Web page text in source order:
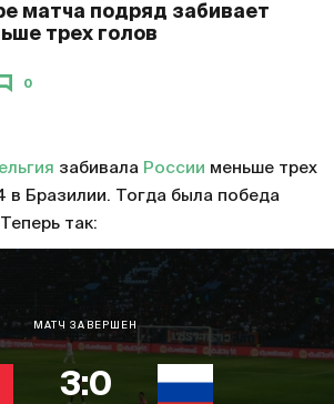
матча подряд забивает
трех голов
0
забивала России меньше трех
в Бразилии. Тогда была победа
так:
МАТЧ ЗАВЕРШЕН
3:0